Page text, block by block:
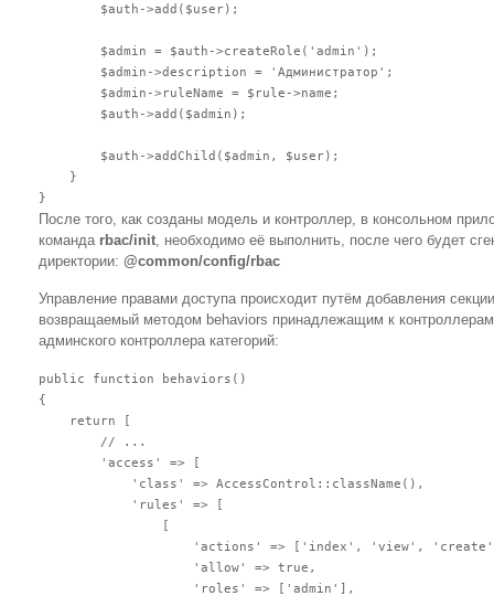
        $auth->add($user);
        $admin = $auth->createRole('admin');
        $admin->description = 'Администратор';
        $admin->ruleName = $rule->name;
        $auth->add($admin);
        $auth->addChild($admin, $user);
    }
После того, как созданы модель и контроллер, в консольном
команда rbac/init , необходимо её выполнить, после чего будет
директории: @common/config/rbac
Управление правами доступа происходит путём добавления
возвращаемый методом behaviors принадлежащим к
админского контроллера категорий:
public function behaviors()
{
    return [
        // ...
        'access' => [
            'class' => AccessControl::className(),
            'rules' => [
                [
'actions' => ['index', 'view',
                    'allow' => true,
                    'roles' => ['admin'],